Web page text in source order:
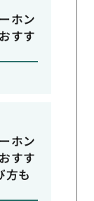
ホン
すす
ホン
すす
方も